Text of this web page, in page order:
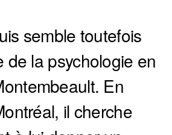
semble toutefois
de la psychologie en
En
il cherche